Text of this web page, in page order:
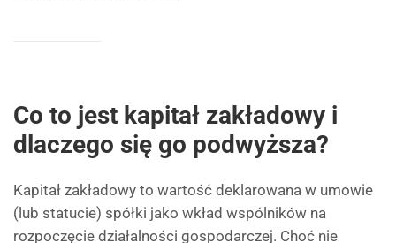
Co to jest kapitał zakładowy i
dlaczego się go podwyższa?
Kapitał zakładowy to wartość deklarowana w umowie
(lub statucie) spółki jako wkład wspólników na
rozpoczęcie działalności gospodarczej. Choć nie